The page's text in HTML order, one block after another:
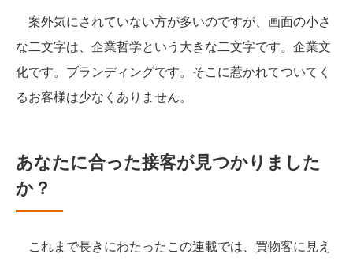
案外気にされていない方が多いのですが、画面の小さ
な二文字は、企業哲学という大きな二文字です。企業文
化です。ブランディングです。そこに惹かれてついてく
るお客様は少なくありません。
あなたに合った接客が見つかりました
か？
これまで長きにわたったこの連載では、買物客に見え